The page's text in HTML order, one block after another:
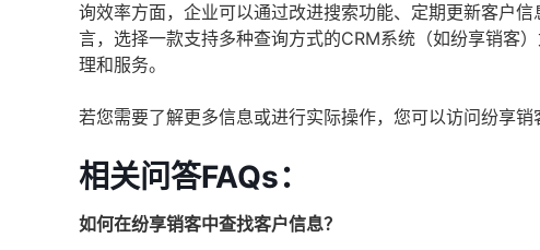
询效率方面，企业可以通过改进搜索功能、定期更新客户
言，选择一款支持多种查询方式的CRM系统（如纷享销客
理和服务。
若您需要了解更多信息或进行实际操作，您可以访问纷享销
相关问答FAQs：
如何在纷享销客中查找客户信息？